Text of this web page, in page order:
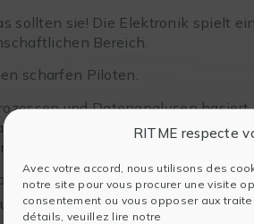
RITME respecte
Avec votre accord, nous utilisons des
notre site pour vous procurer une visite
consentement ou vous opposer aux
détails, veuillez lire notre
sollten sie! Die Elektronik spielt
Bereich.
scharfen Piloten.
und Datenanalysen basiert
qualitativen Prozessen, die von
der Technik profitieren.
Fertigungsprozessen